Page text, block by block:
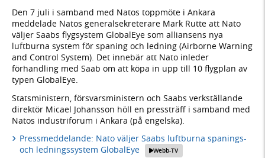
Den 7 juli i samband med Natos toppmöte i Ankara
meddelade Natos generalsekreterare Mark Rutte att Nato
väljer Saabs flygsystem GlobalEye som alliansens nya
luftburna system för spaning och ledning (Airborne Warning
and Control System). Det innebär att Nato inleder
förhandling med Saab om att köpa in upp till 10 flygplan av
typen GlobalEye.
Statsministern, försvarsministern och Saabs verkställande
direktör Micael Johansson höll en pressträff i samband med
Natos industriforum i Ankara (på engelska).
Pressmeddelande: Nato väljer Saabs luftburna spanings-
och ledningssystem GlobalEye
Webb-TV